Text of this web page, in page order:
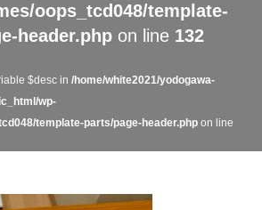
oops_tcd048/template-
header.phpon line 132
$desc in /home/white2021/yodogawa-
wp-
template-parts/page-header.phpon line